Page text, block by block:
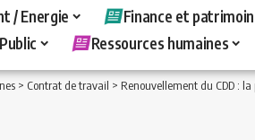
/ Energie Finance et
Ressources humaines
> Contrat de travail > Renouvellement du CDD : la poursuite du travail par le salarié ne permet pas de